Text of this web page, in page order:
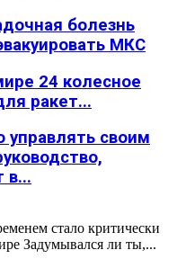
болезнь
МКС
24 колесное
ракет...
управлять своим
в...
стало критически
Задумывался ли ты,...